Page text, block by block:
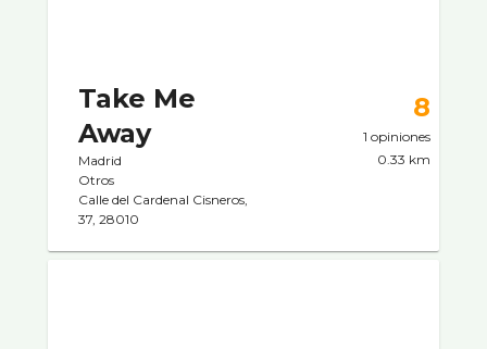
Take Me
Away
Madrid
Otros
Calle del Cardenal Cisneros,
37, 28010
8
1 opiniones
0.33 km